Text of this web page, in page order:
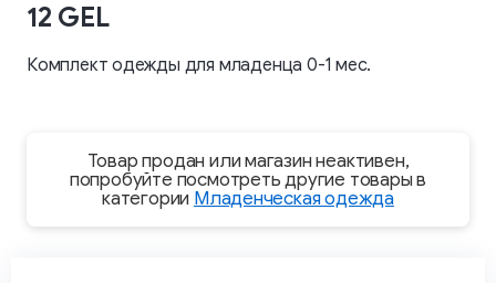
12 GEL
Комплект одежды для младенца 0-1 мес.
Товар продан или магазин неактивен,
попробуйте посмотреть другие товары в
категории Младенческая одежда